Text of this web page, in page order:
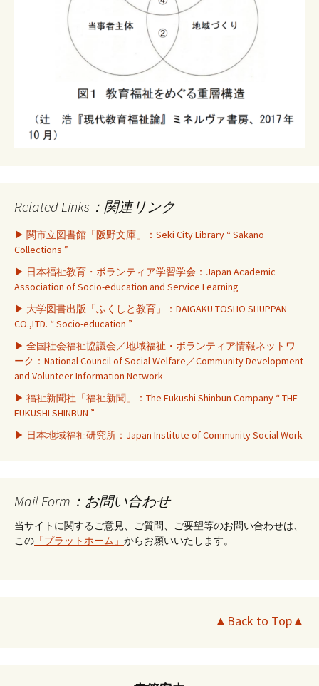
Related Links：関連リンク
▶ 関市立図書館「阪野文庫」：Seki City Library “ Sakano
Collections ”
▶ 日本福祉教育・ボランティア学習学会：Japan Academic
Association of Socio-education and Service Learning
▶ 大学図書出版「ふくしと教育」：DAIGAKU TOSHO SHUPPAN
CO.,LTD. “ Socio-education ”
▶ 全国社会福祉協議会／地域福祉・ボランティア情報ネットワ
ーク：National Council of Social Welfare／Community Development
and Volunteer Information Network
▶ 福祉新聞社「福祉新聞」：The Fukushi Shinbun Company “ THE
FUKUSHI SHINBUN ”
▶ 日本地域福祉研究所：Japan Institute of Community Social Work
Mail Form：お問い合わせ
当サイトに関するご意見、ご質問、ご要望等のお問い合わせは、
この 「プラットホーム」 からお願いいたします。
▲Back to Top▲